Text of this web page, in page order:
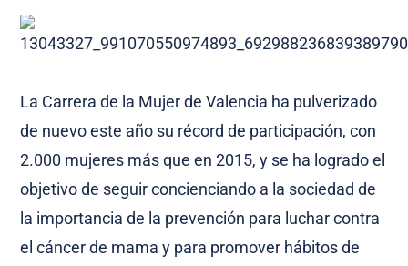
La Carrera de la Mujer de Valencia ha pulverizado
de nuevo este año su récord de participación, con
2.000 mujeres más que en 2015, y se ha logrado el
objetivo de seguir concienciando a la sociedad de
la importancia de la prevención para luchar contra
el cáncer de mama y para promover hábitos de